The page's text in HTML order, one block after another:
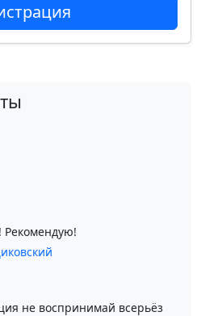
не воспринимай всерьёз